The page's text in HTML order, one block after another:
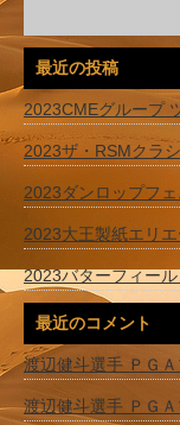
最近の投稿
2023CMEグループ
2023ザ・RSMクラ
2023ダンロップフ
2023大王製紙エリ
2023バターフィー
最近のコメント
渡辺健斗選手 ＰＧＡ
渡辺健斗選手 ＰＧＡ